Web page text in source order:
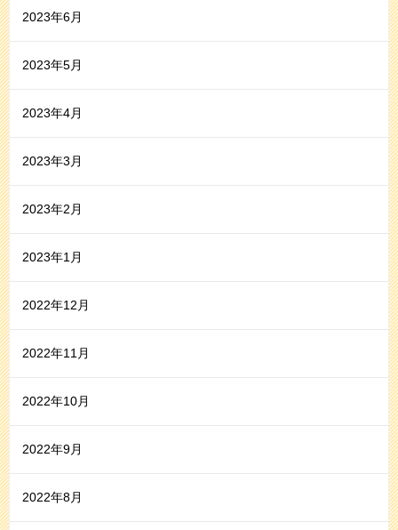
2023年6月
2023年5月
2023年4月
2023年3月
2023年2月
2023年1月
2022年12月
2022年11月
2022年10月
2022年9月
2022年8月